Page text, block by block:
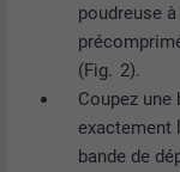
poudreuse
(Fig. 2).
Coupez une
exactement
bande de